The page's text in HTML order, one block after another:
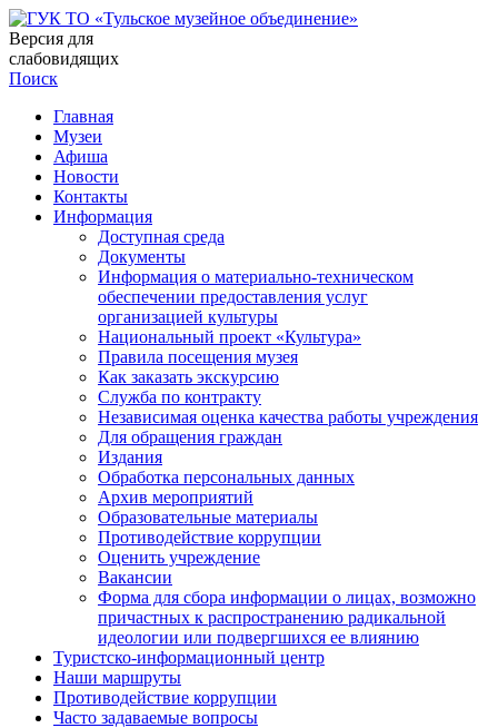
Версия для
слабовидящих
Поиск
Главная
Музеи
Афиша
Новости
Контакты
Информация
Доступная среда
Документы
Информация о материально-техническом
обеспечении предоставления услуг
организацией культуры
Национальный проект «Культура»
Правила посещения музея
Как заказать экскурсию
Служба по контракту
Независимая оценка качества работы учреждения
Для обращения граждан
Издания
Обработка персональных данных
Архив мероприятий
Образовательные материалы
Противодействие коррупции
Оценить учреждение
Вакансии
Форма для сбора информации о лицах, возможно
причастных к распространению радикальной
идеологии или подвергшихся ее влиянию
Туристско-информационный центр
Наши маршруты
Противодействие коррупции
Часто задаваемые вопросы